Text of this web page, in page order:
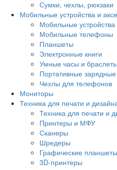
Сумки, чехлы, рюкзаки
Мобильные устройства и
Мобильные устройства
Мобильные телефоны
Планшеты
Электронные книги
Умные часы и браслеты
Портативные зарядные
Чехлы для телефонов
Мониторы
Техника для печати и
Техника для печати и
Принтеры и МФУ
Сканеры
Шредеры
Графические планшеты
3D-принтеры